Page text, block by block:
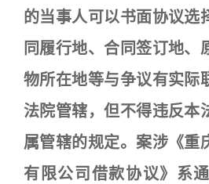
的当事人可以书面协议选
同履行地、合同签订地、
物所在地等与争议有实际
法院管辖，但不得违反本
属管辖的规定。案涉《重
有限公司借款协议》系